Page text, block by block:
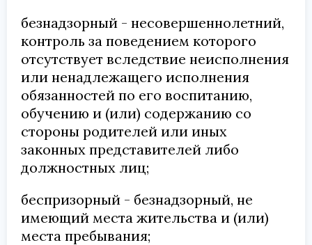
безнадзорный - несовершеннолетний,
контроль за поведением которого
отсутствует вследствие неисполнения
или ненадлежащего исполнения
обязанностей по его воспитанию,
обучению и (или) содержанию со
стороны родителей или иных
законных представителей либо
должностных лиц;
беспризорный - безнадзорный, не
имеющий места жительства и (или)
места пребывания;